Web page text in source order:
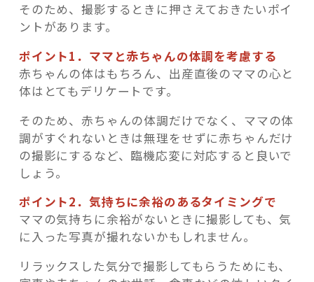
そのため、撮影するときに押さえておきたいポイ
ントがあります。
ポイント1．ママと赤ちゃんの体調を考慮する
赤ちゃんの体はもちろん、出産直後のママの心と
体はとてもデリケートです。
そのため、赤ちゃんの体調だけでなく、ママの体
調がすぐれないときは無理をせずに赤ちゃんだけ
の撮影にするなど、臨機応変に対応すると良いで
しょう。
ポイント2．気持ちに余裕のあるタイミングで
ママの気持ちに余裕がないときに撮影しても、気
に入った写真が撮れないかもしれません。
リラックスした気分で撮影してもらうためにも、